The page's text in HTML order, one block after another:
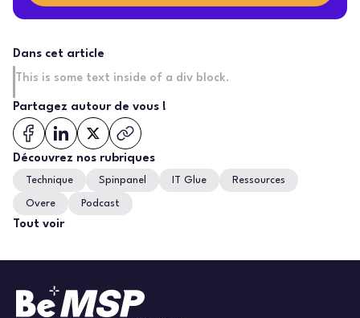
Dans cet article
This is some text inside of a div block.
Partagez autour de vous !
Découvrez nos rubriques
Technique Spinpanel IT Glue Ressources
Overe Podcast
Tout voir